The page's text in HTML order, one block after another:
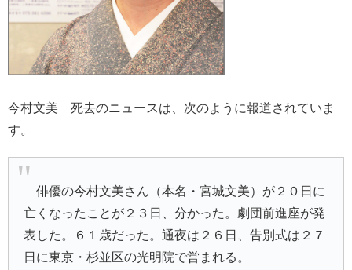
今村文美 死去のニュースは、次のように報道されていま
す。
俳優の今村文美さん（本名・宮城文美）が２０日に
亡くなったことが２３日、分かった。劇団前進座が発
表した。６１歳だった。通夜は２６日、告別式は２７
日に東京・杉並区の光明院で営まれる。